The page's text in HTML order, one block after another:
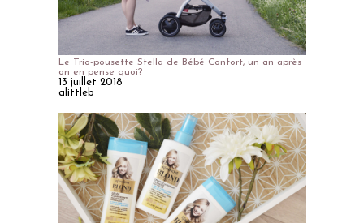
Le Trio-pousette Stella de Bébé Confort, un an après
on en pense quoi?
13 juillet 2018
alittleb